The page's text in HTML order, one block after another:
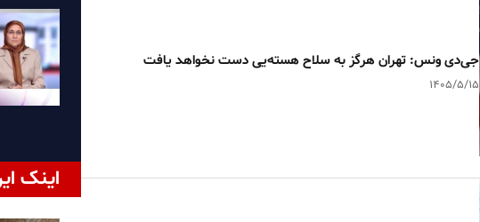
جی‌دی ونس: تهران هرگز به سلاح هسته‌یی دست نخواهد یافت
۱۴۰۵/۵/۱۵
اینک